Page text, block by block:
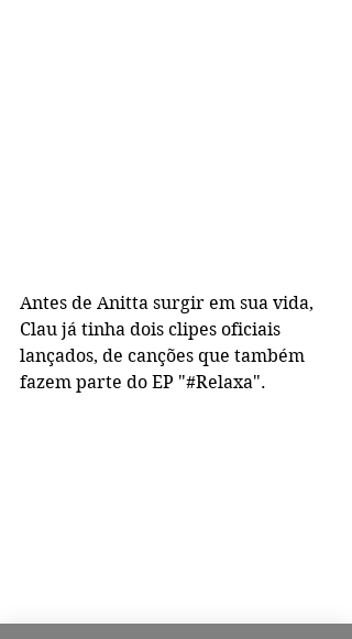
Antes de Anitta surgir em sua vida,
Clau já tinha dois clipes oficiais
lançados, de canções que também
fazem parte do EP "#Relaxa".